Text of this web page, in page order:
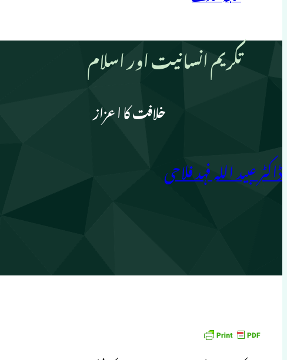
تکریم انسانیت اور اسلام
خلافت کا اعزاز
ڈاکٹر عبید اللہ فہد فلاحی